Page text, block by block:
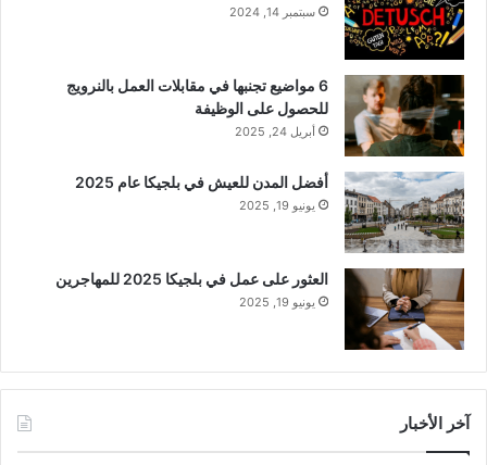
سبتمبر 14, 2024
6 مواضيع تجنبها في مقابلات العمل بالنرويج
للحصول على الوظيفة
أبريل 24, 2025
أفضل المدن للعيش في بلجيكا عام 2025
يونيو 19, 2025
العثور على عمل في بلجيكا 2025 للمهاجرين
يونيو 19, 2025
آخر الأخبار